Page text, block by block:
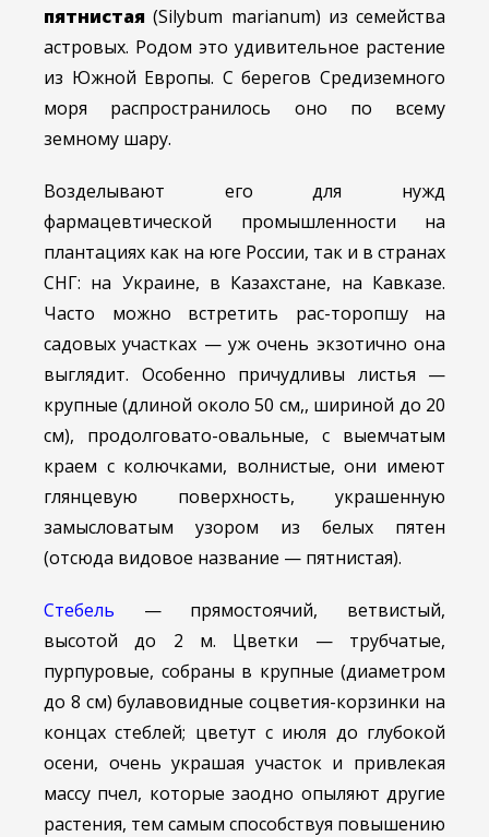
пятнистая (Silybum marianum) из семейства
астровых. Родом это удивительное растение
из Южной Европы. С берегов Средиземного
моря распространилось оно по всему
земному шару.
Возделывают его для нужд
фармацевтической промышленности на
плантациях как на юге России, так и в странах
СНГ: на Украине, в Казахстане, на Кавказе.
Часто можно встретить рас-торопшу на
садовых участках — уж очень экзотично она
выглядит. Особенно причудливы листья —
крупные (длиной около 50 см,, шириной до 20
см), продолговато-овальные, с выемчатым
краем с колючками, волнистые, они имеют
глянцевую поверхность, украшенную
замысловатым узором из белых пятен
(отсюда видовое название — пятнистая).
Стебель — прямостоячий, ветвистый,
высотой до 2 м. Цветки — трубчатые,
пурпуровые, собраны в крупные (диаметром
до 8 см) булавовидные соцветия-корзинки на
концах стеблей; цветут с июля до глубокой
осени, очень украшая участок и привлекая
массу пчел, которые заодно опыляют другие
растения, тем самым способствуя повышению